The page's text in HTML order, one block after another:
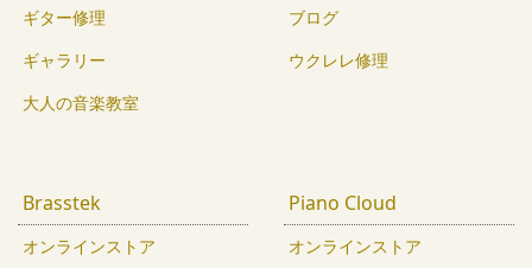
ギター修理
ギャラリー
大人の音楽教室
ブログ
ウクレレ修理
Brasstek
オンラインストア
Piano Cloud
オンラインストア